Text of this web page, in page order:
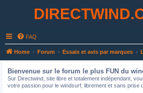
FAQ
Home Forum Essais et avis par marques
Bienvenue sur le forum le plus FUN du
Sur Directwind, site libre et totalement indépendant,
votre passion pour le windsurf, librement et sans prise